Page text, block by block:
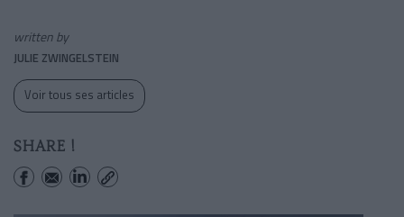
written by
JULIE ZWINGELSTEIN
Voir tous ses articles
SHARE !